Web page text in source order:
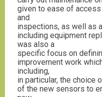
given to ease of
and
inspections, as well as
including equipment
was also a
specific focus on
improvement work
including,
in particular, the choice
of the new sensors to